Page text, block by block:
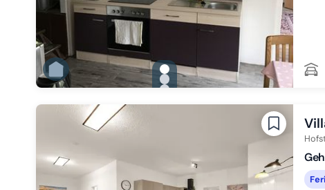
gallery.slide_selector
Zu Slide 1 wechseln
Zu Slide 2 wechseln